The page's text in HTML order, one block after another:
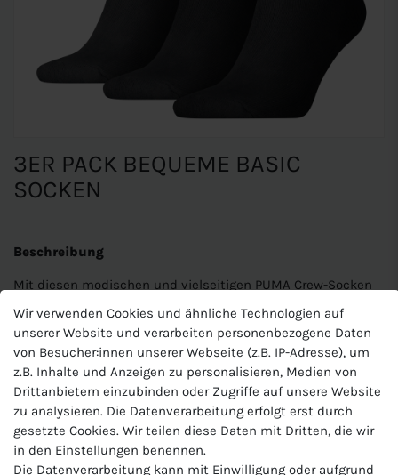
3ER PACK BEQUEME BASIC
SOCKEN
Beschreibung
Mit diesen modischen und vielseitigen PUMA Crew-Socken
peppst du dein Outfit auf. Dieser 3er-Pack ist ein absolutes
Must-have für jeden Trendsetter, egal ob in der Straße oder
im Studio. Die gepolsterte Sohle bietet den ultimativen
Komfort für jeden Tag sowie die perfekte Passform, um
Irritationen auf der Haut zu vermeiden.
Materialzusammensetzung:72% Baumwolle, 23% Polyester,
3% Polyamide;2% Elastan
Wir verwenden Cookies und ähnliche Technologien auf
unserer Website und verarbeiten personenbezogene Daten
von Besucher:innen unserer Webseite (z.B. IP-Adresse), um
z.B. Inhalte und Anzeigen zu personalisieren, Medien von
Drittanbietern einzubinden oder Zugriffe auf unsere Website
zu analysieren. Die Datenverarbeitung erfolgt erst durch
gesetzte Cookies. Wir teilen diese Daten mit Dritten, die wir
in den Einstellungen benennen.
Die Datenverarbeitung kann mit Einwilligung oder aufgrund